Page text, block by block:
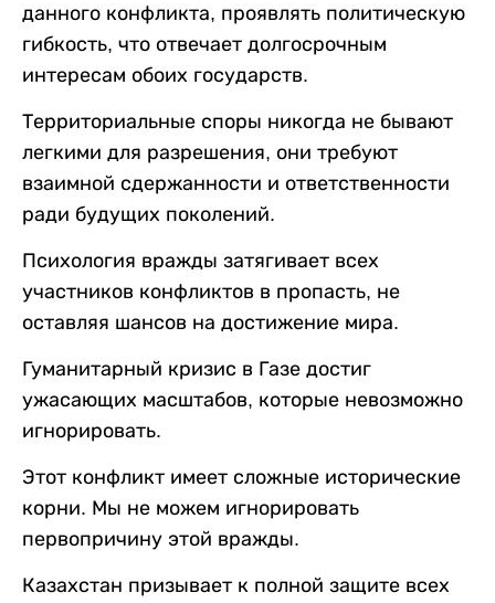
данного конфликта, проявлять политическую
гибкость, что отвечает долгосрочным
интересам обоих государств.
Территориальные споры никогда не бывают
легкими для разрешения, они требуют
взаимной сдержанности и ответственности
ради будущих поколений.
Психология вражды затягивает всех
участников конфликтов в пропасть, не
оставляя шансов на достижение мира.
Гуманитарный кризис в Газе достиг
ужасающих масштабов, которые невозможно
игнорировать.
Этот конфликт имеет сложные исторические
корни. Мы не можем игнорировать
первопричину этой вражды.
Казахстан призывает к полной защите всех